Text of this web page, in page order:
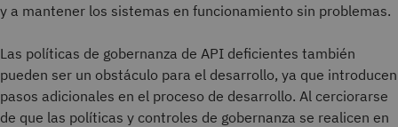
y a mantener los sistemas en funcionamiento sin problemas.
Las políticas de gobernanza de API deficientes también
pueden ser un obstáculo para el desarrollo, ya que introducen
pasos adicionales en el proceso de desarrollo. Al cerciorarse
de que las políticas y controles de gobernanza se realicen en